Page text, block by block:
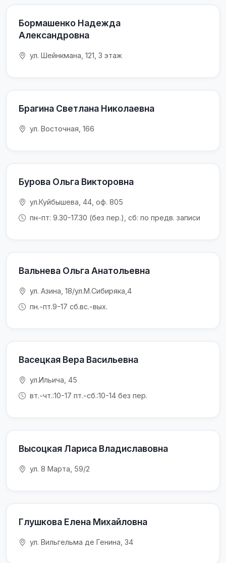
Бормашенко Надежда
Александровна
ул. Шейнкмана, 121, 3 этаж
Брагина Светлана Николаевна
ул. Восточная, 166
Бурова Ольга Викторовна
ул.Куйбышева, 44, оф. 805
пн-пт: 9.30-17.30 (без пер.), сб: по предв. записи
Вальнева Ольга Анатольевна
ул. Азина, 18/ул.М.Сибиряка,4
пн.-пт.9-17 сб.вс.-вых.
Васецкая Вера Васильевна
ул.Ильича, 45
вт.-чт.:10-17 пт.-сб.:10-14 без пер.
Высоцкая Лариса Владиславовна
ул. 8 Марта, 59/2
Глушкова Елена Михайловна
ул. Вильгельма де Генина, 34